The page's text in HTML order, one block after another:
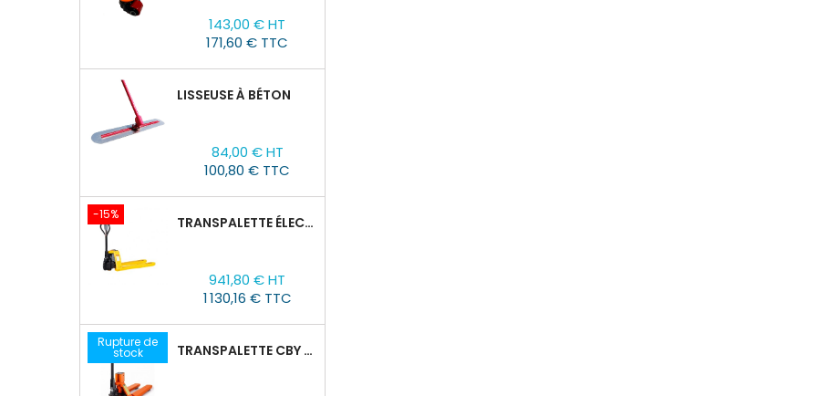
143,00 € HT
171,60 € TTC
LISSEUSE À BÉTON
84,00 € HT
100,80 € TTC
-15% TRANSPALETTE ÉLECTRIQUE EPT 15H : 1500KG/1150MM X 550MM
base
941,80 € HT
1 130,16 € TTC
Rupture de
stock TRANSPALETTE CBY 2,5T AVEC BALANCE